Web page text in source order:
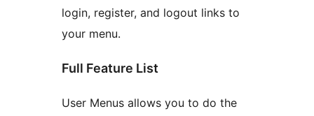
login, register, and logout links to
your menu.
Full Feature List
User Menus allows you to do the